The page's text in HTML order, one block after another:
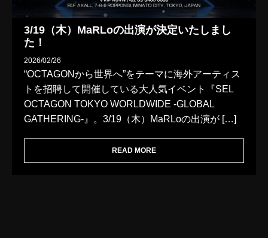
3/19（木）MaRLoの出演が決定いたしまし
た！
2026/02/26
“OCTAGONから世界へ”をテーマに海外アーティス
トを招聘して開催している大人気イベント『SEL
OCTAGON TOKYO WORLDWIDE -GLOBAL
GATHERING-』。3/19（木）MaRLoの出演が […]
READ MORE